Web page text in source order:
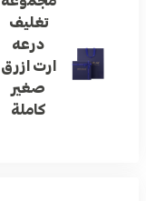
تغليف
درعه
ارت ازرق
صغير
كاملة